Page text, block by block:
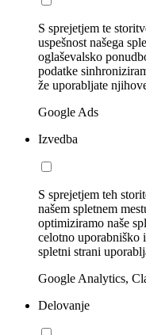
S sprejetjem te
uspešnost našega
oglaševalsko
podatke
že uporabljate
Google Ads
Izvedba
S sprejetjem teh
našem spletnem
optimiziramo naše
celotno uporabniško
spletni strani
Google Analytics,
Delovanje